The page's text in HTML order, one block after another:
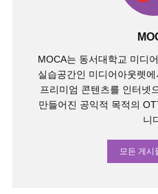
MOCA는 동서대학교 미디
실습공간인 미디어아웃렛
프리미엄 콘텐츠를 인터넷
만들어진 공익적 목적의
니
모든 게시